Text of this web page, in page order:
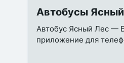
Автобусы
Автобус Ясный Лес —
приложение для